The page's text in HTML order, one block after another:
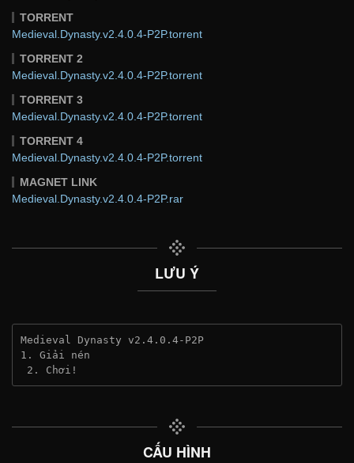
TORRENT
Medieval.Dynasty.v2.4.0.4-P2P.torrent
TORRENT 2
Medieval.Dynasty.v2.4.0.4-P2P.torrent
TORRENT 3
Medieval.Dynasty.v2.4.0.4-P2P.torrent
TORRENT 4
Medieval.Dynasty.v2.4.0.4-P2P.torrent
MAGNET LINK
Medieval.Dynasty.v2.4.0.4-P2P.rar
LƯU Ý
Medieval Dynasty v2.4.0.4-P2P
1. Giải nén
2. Chơi!
CẤU HÌNH